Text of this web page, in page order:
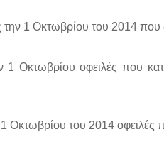
1 Οκτωβρίου του 2014 που
1 Οκτωβρίου οφειλές που
Οκτωβρίου του 2014 οφειλές